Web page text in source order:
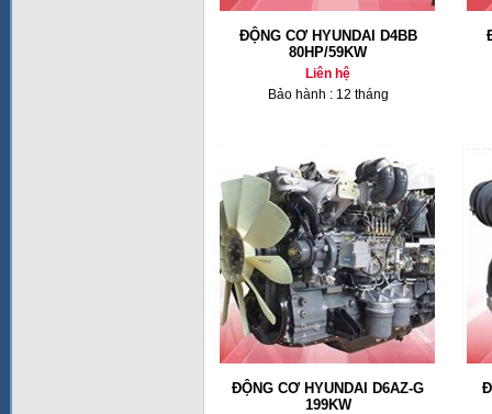
ĐỘNG CƠ HYUNDAI D4BB
80HP/59KW
Liên hệ
Bảo hành : 12 tháng
ĐỘNG CƠ HYUNDAI D6AZ-G
199KW